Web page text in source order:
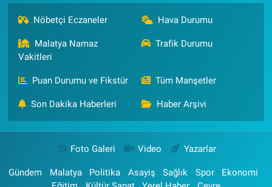
Nöbetçi Eczaneler Hava Durumu
Malatya Namaz
Vakitleri
Trafik Durumu
Puan Durumu ve Fikstür Tüm Manşetler
Son Dakika Haberleri Haber Arşivi
Foto Galeri Video Yazarlar
Gündem Malatya Politika Asayiş Sağlık Spor
Ekonomi